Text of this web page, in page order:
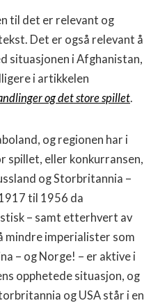
til det er relevant og
Det er også relevant å
situasjonen i Afghanistan,
i artikkelen
og det store spillet.
og regionen har i
eller konkurransen,
og Storbritannia –
til 1956 da
– samt etterhvert av
mindre imperialister som
– og Norge! – er aktive i
opphetede situasjon, og
og USA står i en